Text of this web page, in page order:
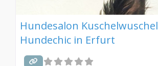
Hundesalon Kuschelwuschel
Hundechic in Erfurt